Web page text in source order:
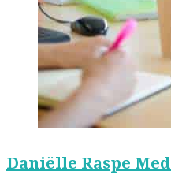
Daniëlle Raspe